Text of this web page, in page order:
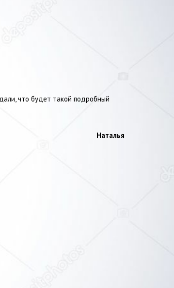
что будет такой подробный
Наталья